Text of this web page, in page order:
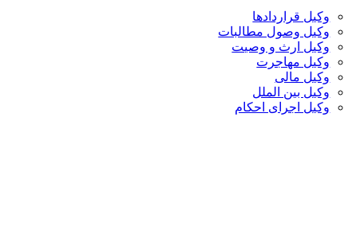
وکیل قراردادها
وکیل وصول مطالبات
وکیل ارث و وصیت
وکیل مهاجرت
وکیل مالی
وکیل بین الملل
وکیل اجرای احکام